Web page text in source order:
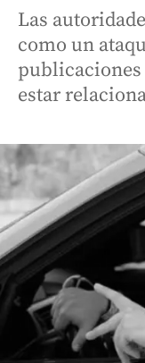
Las
como un
publicaciones
estar